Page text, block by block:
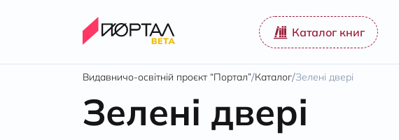
Каталог книг
Видавничо-освітній проєкт “Портал”/Каталог/Зелені двері
Зелені двері